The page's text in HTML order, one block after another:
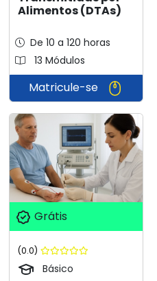
Alimentos (DTAs)
De 10 a 120 horas
13 Módulos
Matricule-se
Grátis
(0.0)
Básico